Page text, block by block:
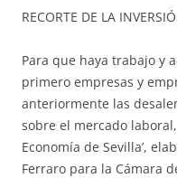
RECORTE DE LA
Para que haya trabajo y
primero empresas y
anteriormente las
sobre el mercado
Economía de Sevilla’,
Ferraro para la Cámara